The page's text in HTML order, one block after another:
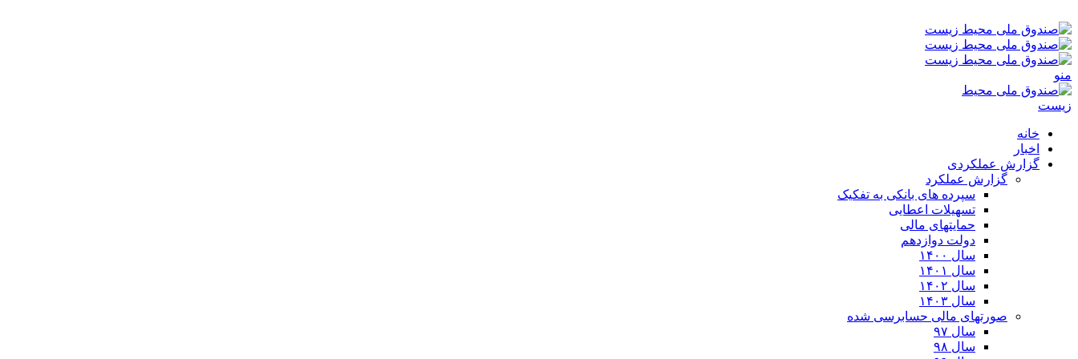
منو
خانه
اخبار
گزارش عملکردی
گزارش عملکرد
سپرده های بانکی به تفکیک
تسهیلات اعطایی
حمایتهای مالی
دولت دوازدهم
سال ۱۴۰۰
سال ۱۴۰۱
سال ۱۴۰۲
سال ۱۴۰۳
صورتهای مالی حسابرسی شده
سال ۹۷
سال ۹۸